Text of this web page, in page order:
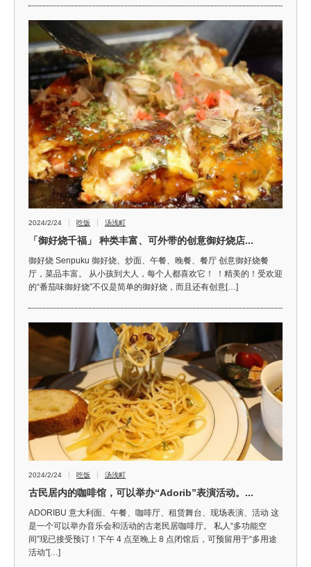
2024/2/24 吃饭 汤浅町
「御好烧千福」 种类丰富、可外带的创意御好烧店...
御好烧 Senpuku 御好烧、炒面、午餐、晚餐、餐厅 创意御好烧餐
厅，菜品丰富。 从小孩到大人，每个人都喜欢它！ ！精美的！受欢迎
的“番茄味御好烧”不仅是简单的御好烧，而且还有创意[…]
2024/2/24 吃饭 汤浅町
古民居内的咖啡馆，可以举办“Adorib”表演活动。...
ADORIBU 意大利面、午餐、咖啡厅、租赁舞台、现场表演、活动 这
是一个可以举办音乐会和活动的古老民居咖啡厅。 私人“多功能空
间”现已接受预订！下午 4 点至晚上 8 点闭馆后，可预留用于“多用途
活动”[…]